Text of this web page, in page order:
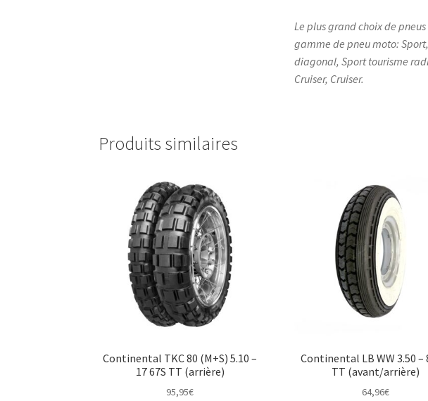
Le plus grand choix de
gamme de pneu moto:
diagonal, Sport tourisme
Cruiser, Cruiser.
Produits similaires
Continental TKC 80 (M+S) 5.10 –
17 67S TT (arrière)
95,95€
Continental LB WW 3.50 –
TT (avant/arrière)
64,96€